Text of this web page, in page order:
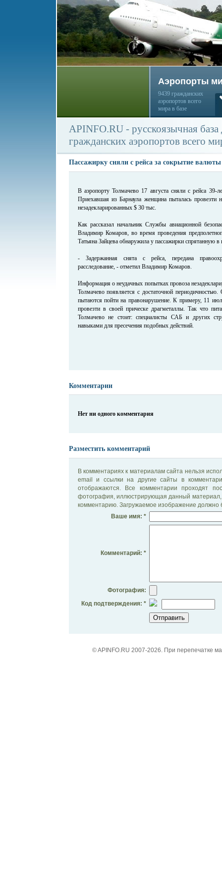
Аэропорты
9439 гражданских
аэропортов всего
мира в базе
APINFO.RU - русскоязычная
гражданских аэропортов всего
Пассажирку сняли с рейса за сокрытие валюты
В аэропорту Толмачево 17 августа сняли с рейса 39-
Приехавшая из Барнаула женщина пыталась
незадекларированных $ 30 тыс.
Как рассказал начальник Службы авиационной
Владимир Комаров, во время проведения
Татьяна Зайцева обнаружила у пассажирки спрятанную в
- Задержанная снята с рейса, передана
расследование, - отметил Владимир Комаров.
Информация о неудачных попытках провоза
Толмачево появляется с достаточной
пытаются пойти на правонарушение. К примеру, 11
провезти в своей прическе драгметаллы. Так что
Толмачево не стоит: специалисты САБ и других
навыками для пресечения подобных действий.
Комментарии
Нет ни одного комментария
Разместить комментарий
В комментариях к материалам сайта нельзя
email и ссылки на другие сайты в
отображаются. Все комментарии проходят
фотография, иллюстрирующая данный материал,
комментарию. Загружаемое изображение должно
Ваше имя: *
Комментарий: *
Фотография:
Код подтверждения: *
© APINFO.RU 2007-2026. При перепечатке